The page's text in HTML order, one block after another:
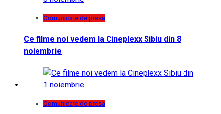
Comunicate de presa
Ce filme noi vedem la Cineplexx Sibiu din 8
noiembrie
Comunicate de presa